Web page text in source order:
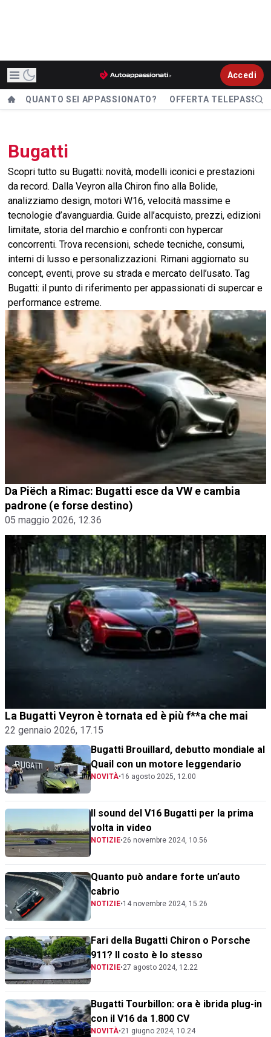
Accedi
QUANTO SEI APPASSIONATO? OFFERTA TELEPASS
Bugatti
Scopri tutto su Bugatti: novità, modelli iconici e prestazioni
da record. Dalla Veyron alla Chiron fino alla Bolide,
analizziamo design, motori W16, velocità massime e
tecnologie d’avanguardia. Guide all’acquisto, prezzi, edizioni
limitate, storia del marchio e confronti con hypercar
concorrenti. Trova recensioni, schede tecniche, consumi,
interni di lusso e personalizzazioni. Rimani aggiornato su
concept, eventi, prove su strada e mercato dell’usato. Tag
Bugatti: il punto di riferimento per appassionati di supercar e
performance estreme.
Da Piëch a Rimac: Bugatti esce da VW e cambia
padrone (e forse destino)
05 maggio 2026, 12.36
La Bugatti Veyron è tornata ed è più f**a che mai
22 gennaio 2026, 17.15
Bugatti Brouillard, debutto mondiale al
Quail con un motore leggendario
NOVITÀ•16 agosto 2025, 12.00
Il sound del V16 Bugatti per la prima
volta in video
NOTIZIE•26 novembre 2024, 10.56
Quanto può andare forte un’auto
cabrio
NOTIZIE•14 novembre 2024, 15.26
Fari della Bugatti Chiron o Porsche
911? Il costo è lo stesso
NOTIZIE•27 agosto 2024, 12.22
Bugatti Tourbillon: ora è ibrida plug-in
con il V16 da 1.800 CV
NOVITÀ•21 giugno 2024, 10.24